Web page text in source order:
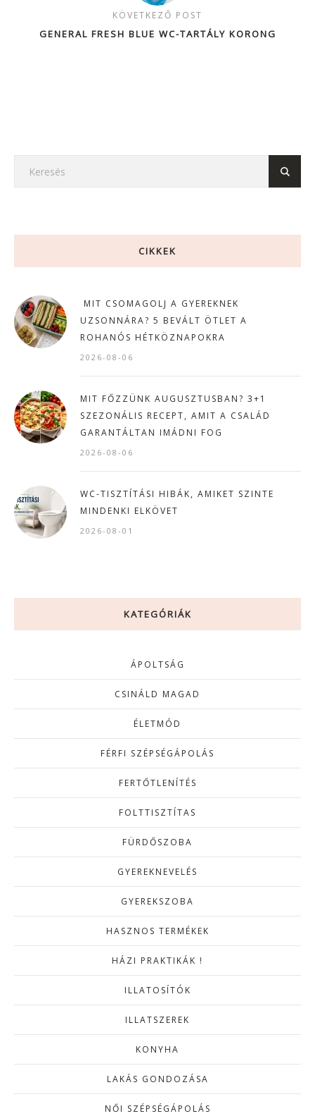
KÖVETKEZŐ POST
GENERAL FRESH BLUE WC-TARTÁLY KORONG
CIKKEK
MIT CSOMAGOLJ A GYEREKNEK
UZSONNÁRA? 5 BEVÁLT ÖTLET A
ROHANÓS HÉTKÖZNAPOKRA
2026-08-06
MIT FŐZZÜNK AUGUSZTUSBAN? 3+1
SZEZONÁLIS RECEPT, AMIT A CSALÁD
GARANTÁLTAN IMÁDNI FOG
2026-08-06
WC-TISZTÍTÁSI HIBÁK, AMIKET SZINTE
MINDENKI ELKÖVET
2026-08-01
KATEGÓRIÁK
ÁPOLTSÁG
CSINÁLD MAGAD
ÉLETMÓD
FÉRFI SZÉPSÉGÁPOLÁS
FERTŐTLENÍTÉS
FOLTTISZTÍTAS
FÜRDŐSZOBA
GYEREKNEVELÉS
GYEREKSZOBA
HASZNOS TERMÉKEK
HÁZI PRAKTIKÁK !
ILLATOSÍTÓK
ILLATSZEREK
KONYHA
LAKÁS GONDOZÁSA
NŐI SZÉPSÉGÁPOLÁS